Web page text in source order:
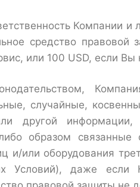
Компании и
средство правовой
или 100 USD, если
случайные,
другой
образом
и/или оборудования
Условий), даже если